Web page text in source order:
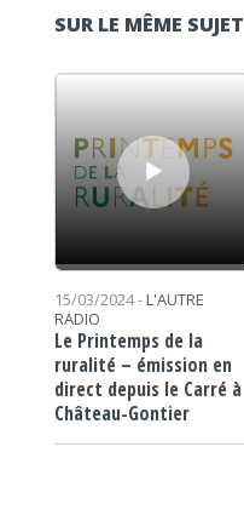
SUR LE MÊME SUJET
Lecteur audio
15/03/2024 - L'AUTRE
RADIO
Le Printemps de la
ruralité – émission en
direct depuis le Carré à
Château-Gontier